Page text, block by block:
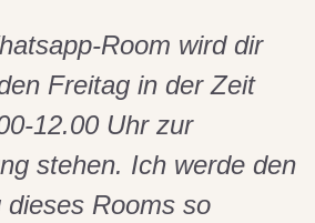
Room wird dir
Freitag in der Zeit
12.00 Uhr zur
stehen. Ich werde den
dieses Rooms so